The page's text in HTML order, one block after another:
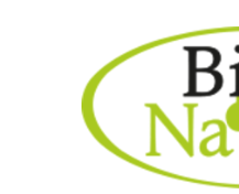
Zum Hauptinhalt springen